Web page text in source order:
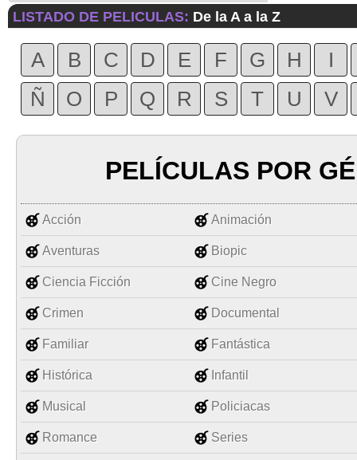
LISTADO DE PELICULAS: De la A a la Z
A B C D E F G H
I
Ñ
O P Q R S T U V
PELÍCULAS POR
Acción Animación
Aventuras Biopic
Ciencia Ficción Cine Negro
Crimen Documental
Familiar Fantástica
Histórica Infantil
Musical Policiacas
Romance Series